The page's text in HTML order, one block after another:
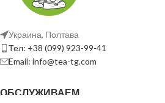
Украина, Полтава
Тел: +38 (099) 923-99-41
Email: info@tea-tg.com
ОБСЛУЖИВАЕМ